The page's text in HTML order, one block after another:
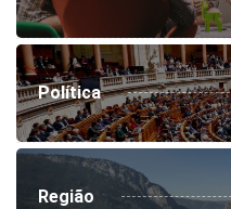
Política
Região